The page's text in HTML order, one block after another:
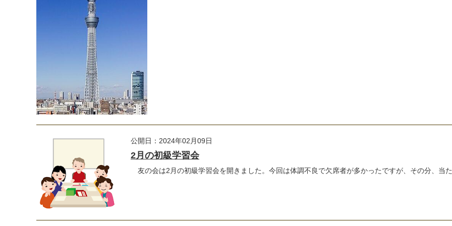
公開日：2024年02月09日
2月の初級学習会
友の会は2月の初級学習会を開きました。今回は体調不良で欠席者が多かったですが、その分、当た